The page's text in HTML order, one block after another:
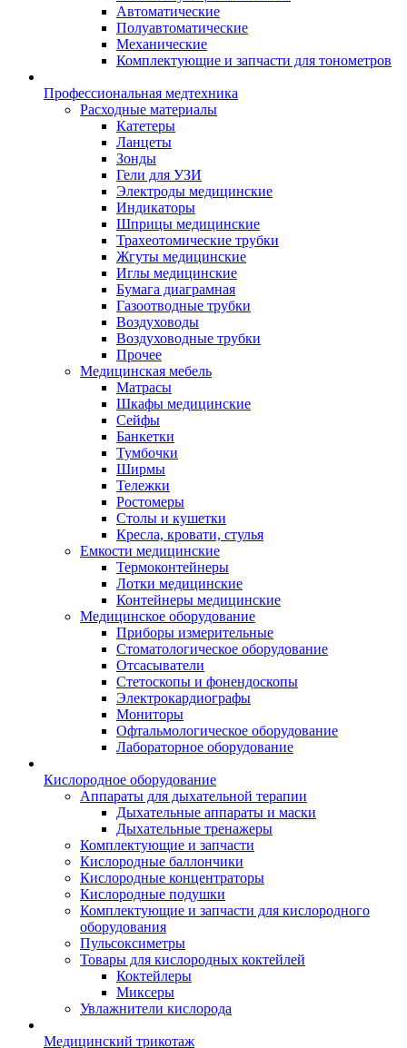
Автоматические
Полуавтоматические
Механические
Комплектующие и запчасти для тонометров
Профессиональная медтехника
Расходные материалы
Катетеры
Ланцеты
Зонды
Гели для УЗИ
Электроды медицинские
Индикаторы
Шприцы медицинские
Трахеотомические трубки
Жгуты медицинские
Иглы медицинские
Бумага диаграмная
Газоотводные трубки
Воздуховоды
Воздуховодные трубки
Прочее
Медицинская мебель
Матрасы
Шкафы медицинские
Сейфы
Банкетки
Тумбочки
Ширмы
Тележки
Ростомеры
Столы и кушетки
Кресла, кровати, стулья
Емкости медицинские
Термоконтейнеры
Лотки медицинские
Контейнеры медицинские
Медицинское оборудование
Приборы измерительные
Стоматологическое оборудование
Отсасыватели
Стетоскопы и фонендоскопы
Электрокардиографы
Мониторы
Офтальмологическое оборудование
Лабораторное оборудование
Кислородное оборудование
Аппараты для дыхательной терапии
Дыхательные аппараты и маски
Дыхательные тренажеры
Комплектующие и запчасти
Кислородные баллончики
Кислородные концентраторы
Кислородные подушки
Комплектующие и запчасти для кислородного
оборудования
Пульсоксиметры
Товары для кислородных коктейлей
Коктейлеры
Миксеры
Увлажнители кислорода
Медицинский трикотаж